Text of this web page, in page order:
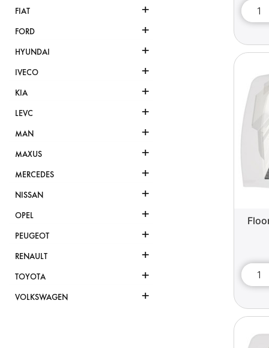
FIAT +
FORD +
HYUNDAI +
IVECO +
KIA +
LEVC +
MAN +
MAXUS +
MERCEDES +
NISSAN +
OPEL +
PEUGEOT +
RENAULT +
TOYOTA +
VOLKSWAGEN +